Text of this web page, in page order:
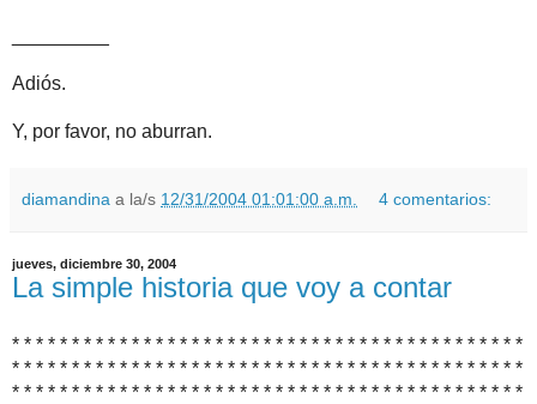
Adiós.
Y, por favor, no aburran.
diamandina a la/s 12/31/2004 01:01:00 a.m. 4 comentarios:
jueves, diciembre 30, 2004
La simple historia que voy a contar
* * * * * * * * * * * * * * * * * * * * * * * * * * * * * * * * * * * * * * * * * * *
* * * * * * * * * * * * * * * * * * * * * * * * * * * * * * * * * * * * * * * * * * *
* * * * * * * * * * * * * * * * * * * * * * * * * * * * * * * * * * * * * * * * * * *